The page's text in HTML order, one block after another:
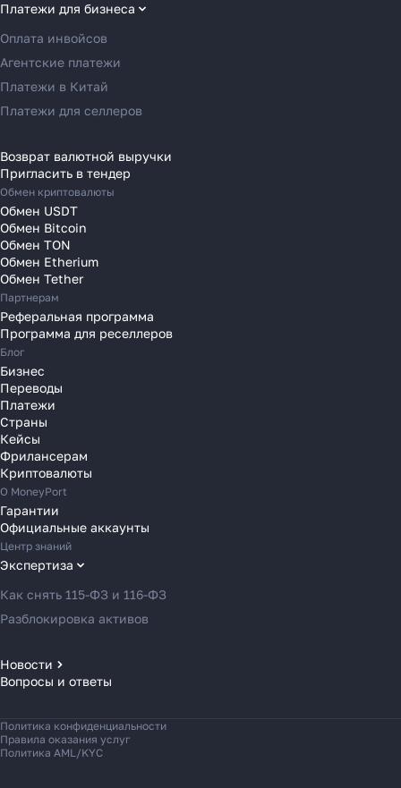
Переводы в Грецию
Переводы в Германию
Переводы в Ирландию
Переводы в Испанию
Переводы в Италию
Переводы в Латвию
Переводы в Литву
Переводы в Молдавию
Переводы в Монако
Переводы в Нидерланды
Переводы в Польшу
Переводы в Португалию
Переводы в Румынию
Переводы в Сербию
Переводы в Словакию
Переводы в Словению
Переводы в Финляндию
Переводы в Францию
Переводы в Хорватию
Переводы в Черногорию
Переводы в Чехию
Переводы в Швейцарию
Переводы в Эстонию
Переводы в Азербайджан
Переводы в Армению
Переводы в Турцию
Переводы в Индию
Переводы в Казахстан
Переводы в Кыргызстан
Платежи для бизнеса
Оплата инвойсов
Агентские платежи
Платежи в Китай
Платежи для селлеров
Возврат валютной выручки
Пригласить в тендер
Обмен криптовалюты
Обмен USDT
Обмен Bitcoin
Обмен TON
Обмен Etherium
Обмен Tether
Партнерам
Реферальная программа
Программа для реселлеров
Блог
Бизнес
Переводы
Платежи
Страны
Кейсы
Фрилансерам
Криптовалюты
О MoneyPort
Гарантии
Официальные аккаунты
Центр знаний
Экспертиза
Как снять 115-ФЗ и 116-ФЗ
Разблокировка активов
Новости
Новости MoneyPort
Новости рынка
Вопросы и ответы
Политика конфиденциальности
Правила оказания услуг
Политика AML/KYC
Как перевести деньги
за 2 часа вместо 120
уступили место платёжным